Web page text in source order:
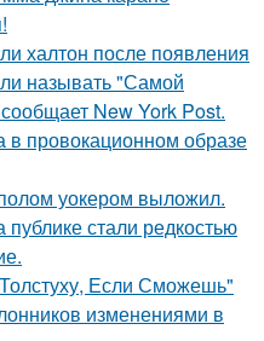
халтон после появления
называть "Самой
New York Post.
в провокационном образе
уокером выложил.
стали редкостью
Если Сможешь"
изменениями в